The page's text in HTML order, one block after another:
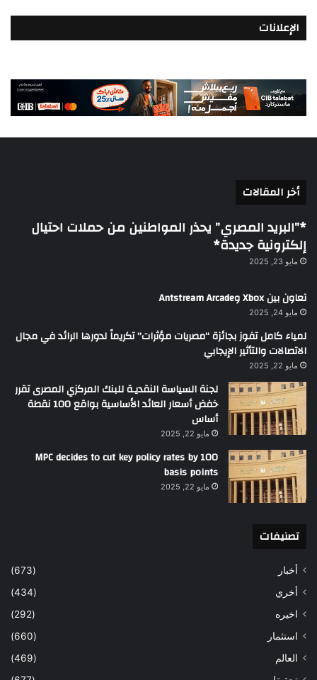
الإعلانات
أخر المقالات
*”البريد المصري” يحذر المواطنين من حملات احتيال
إلكترونية جديدة*
مايو 23, 2025
تعاون بين Xbox وAntstream Arcade
مايو 24, 2025
لمياء كامل تفوز بجائزة “مصريات مؤثرات” تكريماً لدورها الرائد في مجال
الاتصالات والتأثير الإيجابي
مايو 22, 2025
لجنة السياسة النقديـة للبنك المركزي المصرى تقرر
خفض أسعار العائد الأساسية بواقع 100 نقطة
أساس
مايو 22, 2025
MPC decides to cut key policy rates by 100
basis points
مايو 22, 2025
تصنيفات
أخبار
(673)
أخري
(434)
اخيره
(292)
استثمار
(660)
العالم
(469)